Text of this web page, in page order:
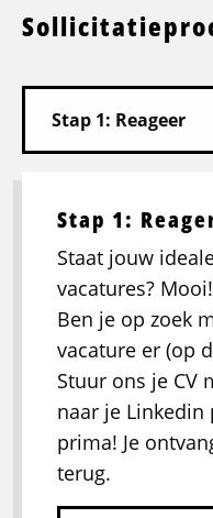
Stap 1:
Staat jouw
vacatures?
Ben je op zoek
vacature er (op
Stuur ons je CV
naar je
prima! Je
terug.